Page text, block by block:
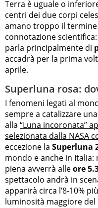
Terra è uguale o
centri dei due corpi
amano troppo il
connotazione
parla principalmente di
accadrà per la prima
aprile.
Superluna rosa:
I fenomeni legati al
sempre a catalizzare
alla “Luna incoronata”
selezionata dalla NASA
eccezione la Superluna
mondo e anche in Italia:
piena avverrà alleore
spettacolo andrà in
apparirà circa l’8-10%
luminosità maggiore